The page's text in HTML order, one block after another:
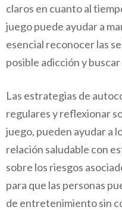
claros en cuanto al
juego puede ayudar a
esencial reconocer las
posible adicción y
Las estrategias de
regulares y reflexionar
juego, pueden ayudar a
relación saludable con
sobre los riesgos
para que las personas
de entretenimiento sin